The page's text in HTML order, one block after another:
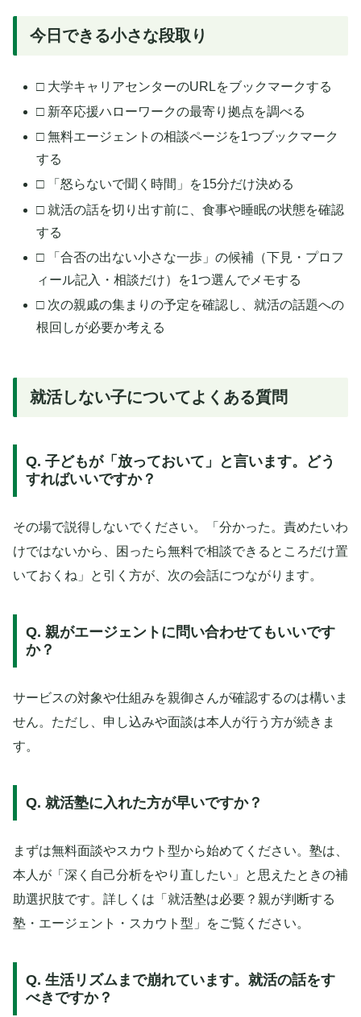
今日できる小さな段取り
□ 大学キャリアセンターのURLをブックマークする
□ 新卒応援ハローワークの最寄り拠点を調べる
□ 無料エージェントの相談ページを1つブックマーク
する
□ 「怒らないで聞く時間」を15分だけ決める
□ 就活の話を切り出す前に、食事や睡眠の状態を確認
する
□ 「合否の出ない小さな一歩」の候補（下見・プロフ
ィール記入・相談だけ）を1つ選んでメモする
□ 次の親戚の集まりの予定を確認し、就活の話題への
根回しが必要か考える
就活しない子についてよくある質問
Q. 子どもが「放っておいて」と言います。どう
すればいいですか？
その場で説得しないでください。「分かった。責めたいわ
けではないから、困ったら無料で相談できるところだけ置
いておくね」と引く方が、次の会話につながります。
Q. 親がエージェントに問い合わせてもいいです
か？
サービスの対象や仕組みを親御さんが確認するのは構いま
せん。ただし、申し込みや面談は本人が行う方が続きま
す。
Q. 就活塾に入れた方が早いですか？
まずは無料面談やスカウト型から始めてください。塾は、
本人が「深く自己分析をやり直したい」と思えたときの補
助選択肢です。詳しくは「就活塾は必要？親が判断する
塾・エージェント・スカウト型」をご覧ください。
Q. 生活リズムまで崩れています。就活の話をす
べきですか？